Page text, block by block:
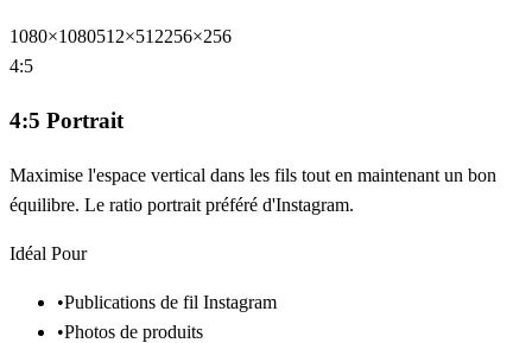
1080×1080512×512256×256
4:5
4:5 Portrait
Maximise l'espace vertical dans les fils tout en maintenant un bon
équilibre. Le ratio portrait préféré d'Instagram.
Idéal Pour
•Publications de fil Instagram
•Photos de produits